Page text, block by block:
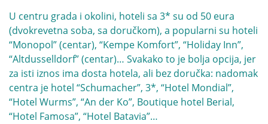
U centru grada i okolini, hoteli sa 3* su od 50 eura
(dvokrevetna soba, sa doručkom), a popularni su hoteli
“Monopol” (centar), “Kempe Komfort”, “Holiday Inn”,
“Altdusselldorf” (centar)… Svakako to je bolja opcija, jer
za isti iznos ima dosta hotela, ali bez doručka: nadomak
centra je hotel “Schumacher”, 3*, “Hotel Mondial”,
“Hotel Wurms”, “An der Ko”, Boutique hotel Berial,
“Hotel Famosa”, “Hotel Batavia”…